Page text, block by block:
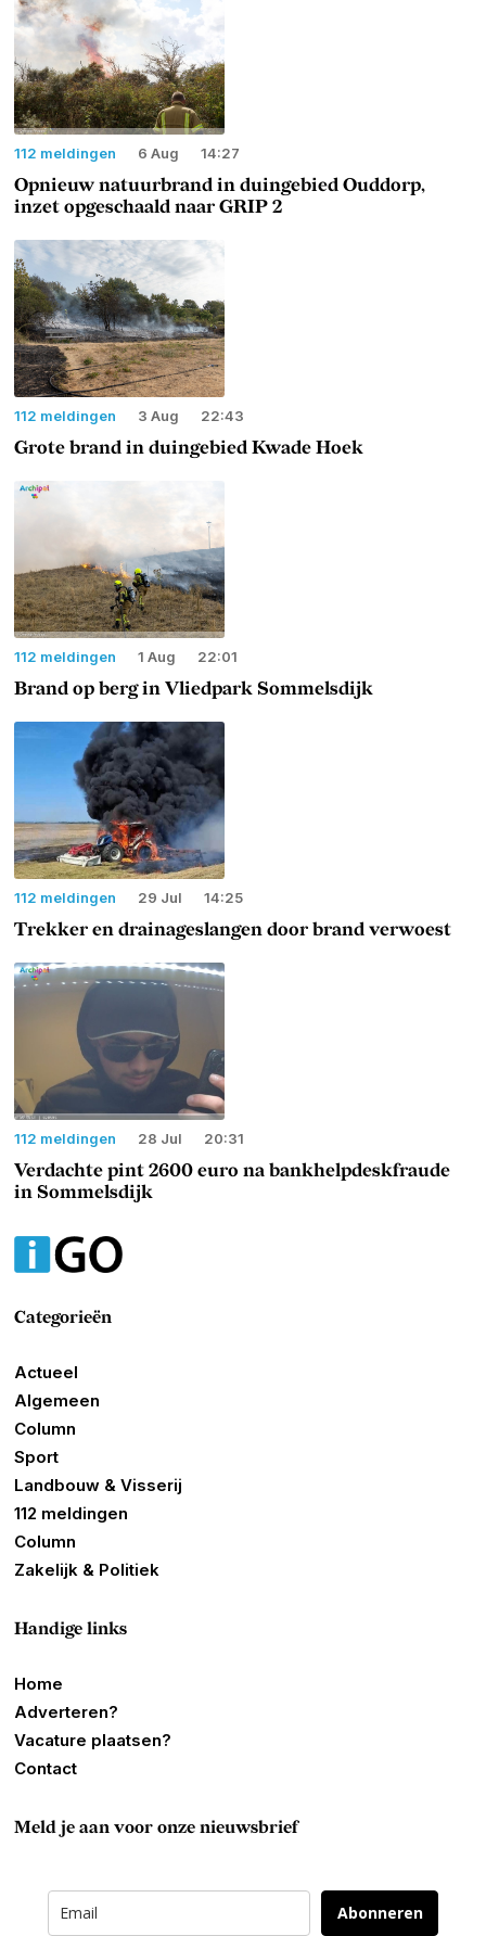
112 meldingen 6 Aug 14:27
Opnieuw natuurbrand in duingebied Ouddorp,
inzet opgeschaald naar GRIP 2
112 meldingen 3 Aug 22:43
Grote brand in duingebied Kwade Hoek
112 meldingen 1 Aug 22:01
Brand op berg in Vliedpark Sommelsdijk
112 meldingen 29 Jul 14:25
Trekker en drainageslangen door brand verwoest
112 meldingen 28 Jul 20:31
Verdachte pint 2600 euro na bankhelpdeskfraude
in Sommelsdijk
Categorieën
Actueel
Algemeen
Column
Sport
Landbouw & Visserij
112 meldingen
Column
Zakelijk & Politiek
Handige links
Home
Adverteren?
Vacature plaatsen?
Contact
Meld je aan voor onze nieuwsbrief
Abonneren